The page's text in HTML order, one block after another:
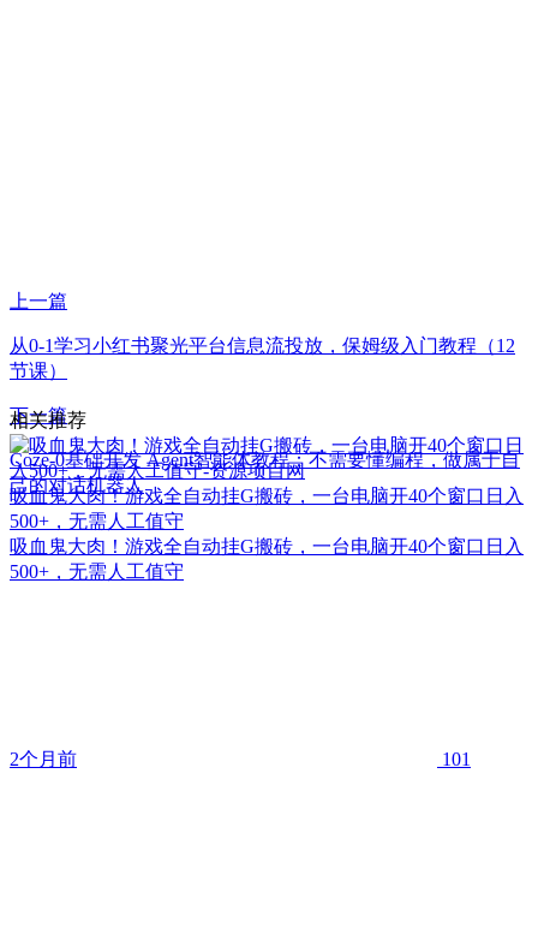
上一篇
从0-1学习小红书聚光平台信息流投放，保姆级入门教程（12
节课）
下一篇
Coze-0基础开发 Agent智能体教程：不需要懂编程，做属于自
己的对话机器人
相关推荐
吸血鬼大肉！游戏全自动挂G搬砖，一台电脑开40个窗口日入
500+，无需人工值守
吸血鬼大肉！游戏全自动挂G搬砖，一台电脑开40个窗口日入
500+，无需人工值守
2个月前 101